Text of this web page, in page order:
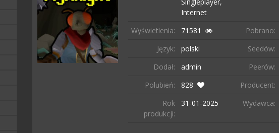
Internet
Wyświetlenia: 71581 Pobrano:
Język:
polski Seedów:
Dodał:
admin Peerów:
Polubień:
828 Producent:
Rok
produkcji:
31-01-2025 Wydawca: